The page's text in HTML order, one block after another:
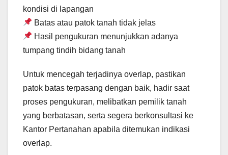
kondisi di lapangan
Batas atau patok tanah tidak jelas
Hasil pengukuran menunjukkan adanya
tumpang tindih bidang tanah
Untuk mencegah terjadinya overlap, pastikan
patok batas terpasang dengan baik, hadir saat
proses pengukuran, melibatkan pemilik tanah
yang berbatasan, serta segera berkonsultasi ke
Kantor Pertanahan apabila ditemukan indikasi
overlap.